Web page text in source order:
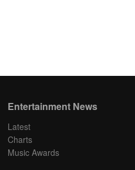
Entertainment News
Latest
Charts
Music Awards